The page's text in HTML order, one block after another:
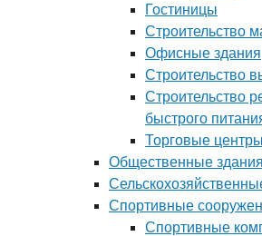
Гостиницы
Строительство
Офисные здания
Строительство
Строительство
быстрого
Торговые центры
Общественные
Спортивные
Спортивные